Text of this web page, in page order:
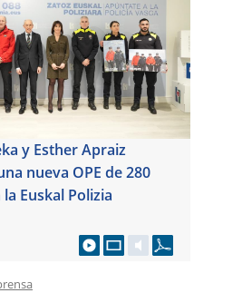
y Esther Apraiz
nueva OPE de 280
Euskal Polizia